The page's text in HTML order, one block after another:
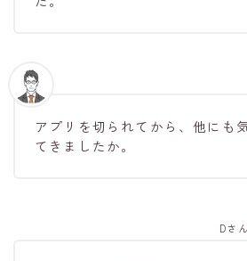
アプリを切られてから、他にも
てきましたか。
Dさ